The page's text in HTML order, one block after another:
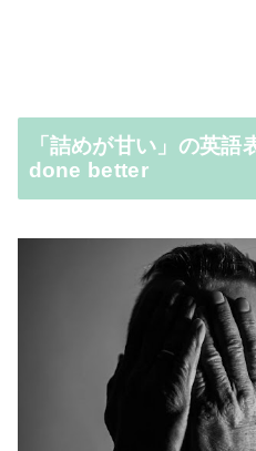
「詰めが甘い」の英
done better